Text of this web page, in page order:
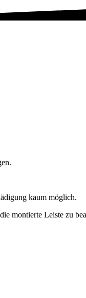
kaum möglich.
montierte Leiste zu